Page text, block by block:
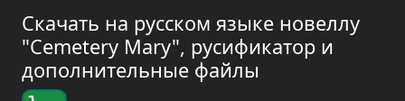
Скачать на русском языке новеллу
"Cemetery Mary", русификатор и
дополнительные файлы